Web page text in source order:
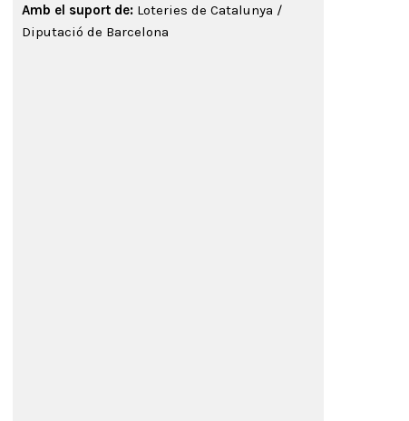
Amb el suport de: Loteries de Catalunya /
Diputació de Barcelona